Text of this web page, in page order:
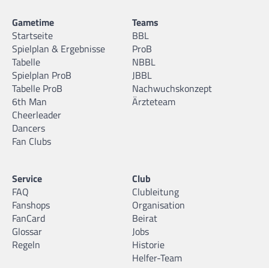
Gametime
Startseite
Spielplan & Ergebnisse
Tabelle
Spielplan ProB
Tabelle ProB
6th Man
Cheerleader
Dancers
Fan Clubs
Teams
BBL
ProB
NBBL
JBBL
Nachwuchskonzept
Ärzteteam
Service
FAQ
Fanshops
FanCard
Glossar
Regeln
Club
Clubleitung
Organisation
Beirat
Jobs
Historie
Helfer-Team